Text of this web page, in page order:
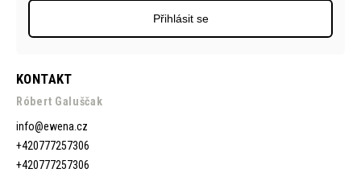
KONTAKT
Róbert Galuščak
info@ewena.cz
+420777257306
+420777257306
Přihlásit se